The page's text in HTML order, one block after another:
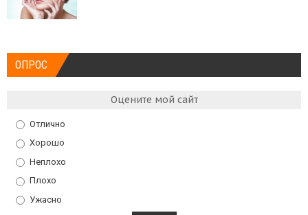
ОПРОС
Оцените мой сайт
Отлично
Хорошо
Неплохо
Плохо
Ужасно